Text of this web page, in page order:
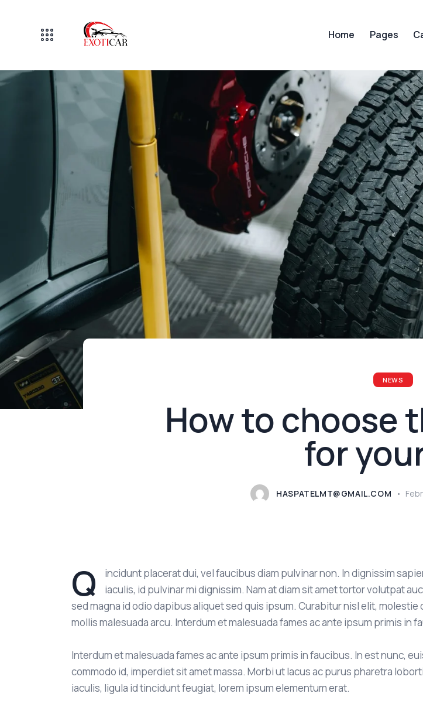
Home Pages
Home
NEWS
How to choose
for
HASPATELMT@GMAIL.COM
Q
incidunt placerat dui, vel faucibus diam pulvinar non. In dignissim
iaculis, id pulvinar mi dignissim. Nam at diam sit amet tortor volutpat
sed magna id odio dapibus aliquet sed quis ipsum. Curabitur nisl elit, molestie
mollis malesuada arcu. Interdum et malesuada fames ac ante ipsum primis in
Interdum et malesuada fames ac ante ipsum primis in faucibus. In est nunc,
commodo id, imperdiet sit amet massa. Morbi ut lacus ac purus pharetra
iaculis, ligula id tincidunt feugiat, lorem ipsum elementum erat.